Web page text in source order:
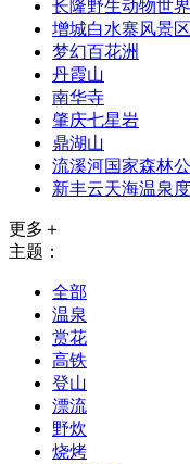
长隆野生动物世界
增城白水寨风景区
梦幻百花洲
丹霞山
南华寺
肇庆七星岩
鼎湖山
流溪河国家森林
新丰云天海温泉
更多＋
主题：
全部
温泉
赏花
高铁
登山
漂流
野炊
烧烤